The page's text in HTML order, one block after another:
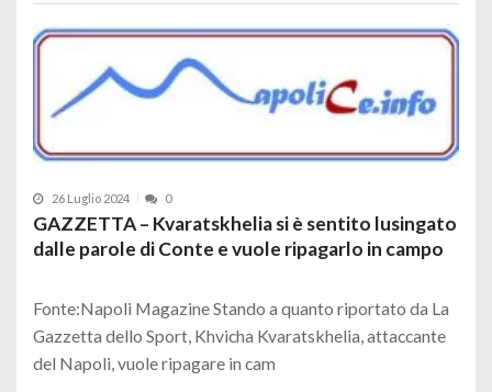
26 Luglio 2024 0
GAZZETTA – Kvaratskhelia si è sentito lusingato
dalle parole di Conte e vuole ripagarlo in campo
Fonte:Napoli Magazine Stando a quanto riportato da La
Gazzetta dello Sport, Khvicha Kvaratskhelia, attaccante
del Napoli, vuole ripagare in cam